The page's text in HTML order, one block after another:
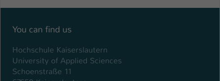
You can find us
Hochschule Kaiserslautern
University of Applied Sciences
Schoenstraße 11